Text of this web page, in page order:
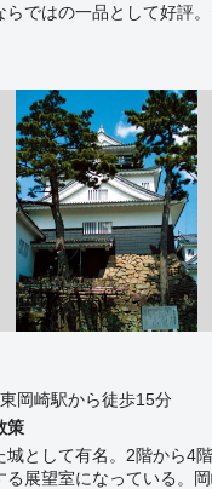
らではの一品として好評
岡崎駅から徒歩15分
策
城として有名。2階から4
展望室になっている。岡